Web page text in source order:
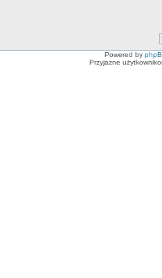
Powered by
Przyjazne